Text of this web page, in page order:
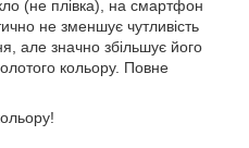
(не плівка), на смартфон
не зменшує чутливість
але значно збільшує його
кольору. Повне